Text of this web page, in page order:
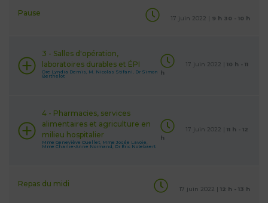
Pause
17 juin 2022 | 9 h 30 - 10 h
3 - Salles d'opération,
laboratoires durables et ÉPI
Dre Lyndia Dernis, M. Nicolas Stifani, Dr Simon
Berthelot
17 juin 2022 | 10 h - 11
h
4 - Pharmacies, services
alimentaires et agriculture en
milieu hospitalier
Mme Geneviève Ouellet, Mme Josée Lavoie,
Mme Charlie-Anne Normand, Dr Éric Notebaert
17 juin 2022 | 11 h - 12
h
Repas du midi
17 juin 2022 | 12 h - 13 h